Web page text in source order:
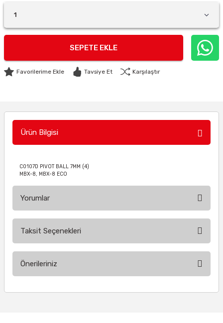
SEPETE EKLE
Tavsiye Et Karşılaştır
Ürün Bilgisi
C0107D PIVOT BALL 7MM (4)
MBX-8, MBX-8 ECO
Yorumlar
Taksit Seçenekleri
Önerileriniz